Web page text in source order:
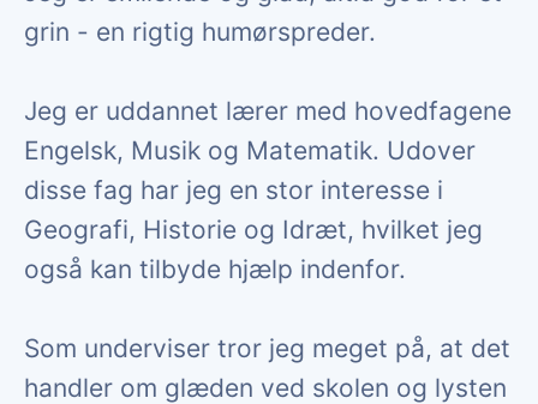
grin - en rigtig humørspreder.
Jeg er uddannet lærer med hovedfagene
Engelsk, Musik og Matematik. Udover
disse fag har jeg en stor interesse i
Geografi, Historie og Idræt, hvilket jeg
også kan tilbyde hjælp indenfor.
Som underviser tror jeg meget på, at det
handler om glæden ved skolen og lysten